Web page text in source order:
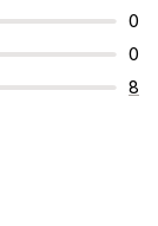
0
0
8